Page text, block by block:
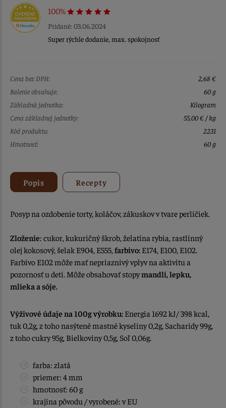
100%
Pridané: 03.06.2024
Super rýchle dodanie, max. spokojnosť
Cena bez DPH:
2,68 €
Balenie obsahuje:
60 g
Základná jednotka:
Kilogram
Cena základnej jednotky:
55,00 € / kg
Kód produktu:
2231
Hmotnosť:
60 g
Popis Recepty
Posyp na ozdobenie torty, koláčov, zákuskov v tvare perličiek.
Zloženie: cukor, kukuričný škrob, želatína rybia, rastlinný
olej kokosový, šelak E904, E555, farbivo: E174, E100, E102.
Farbivo E102 môže mať nepriaznivý vplyv na aktivitu a
pozornosť u deti. Môže obsahovať stopymandlí, lepku,
mlieka a sóje.
Výživové údaje na 100g výrobku: Energia 1692 kJ/ 398 kcal,
tuk 0,2g, z toho nasýtené mastné kyseliny 0,2g, Sacharidy 99g,
z toho cukry 95g, Bielkoviny 0,5g, Soľ 0,06g.
farba: zlatá
priemer: 4 mm
hmotnosť: 60 g
krajina pôvodu / vyrobené: v EU